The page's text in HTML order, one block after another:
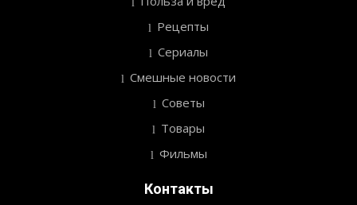
Рецепты
Сериалы
Смешные новости
Советы
Товары
Фильмы
Контакты